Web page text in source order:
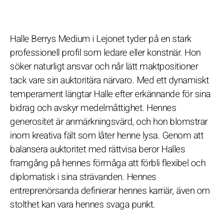
Halle Berrys Medium i Lejonet tyder på en stark
professionell profil som ledare eller konstnär. Hon
söker naturligt ansvar och når lätt maktpositioner
tack vare sin auktoritära närvaro. Med ett dynamiskt
temperament längtar Halle efter erkännande för sina
bidrag och avskyr medelmåttighet. Hennes
generositet är anmärkningsvärd, och hon blomstrar
inom kreativa fält som låter henne lysa. Genom att
balansera auktoritet med rättvisa beror Halles
framgång på hennes förmåga att förbli flexibel och
diplomatisk i sina strävanden. Hennes
entreprenörsanda definierar hennes karriär, även om
stolthet kan vara hennes svaga punkt.